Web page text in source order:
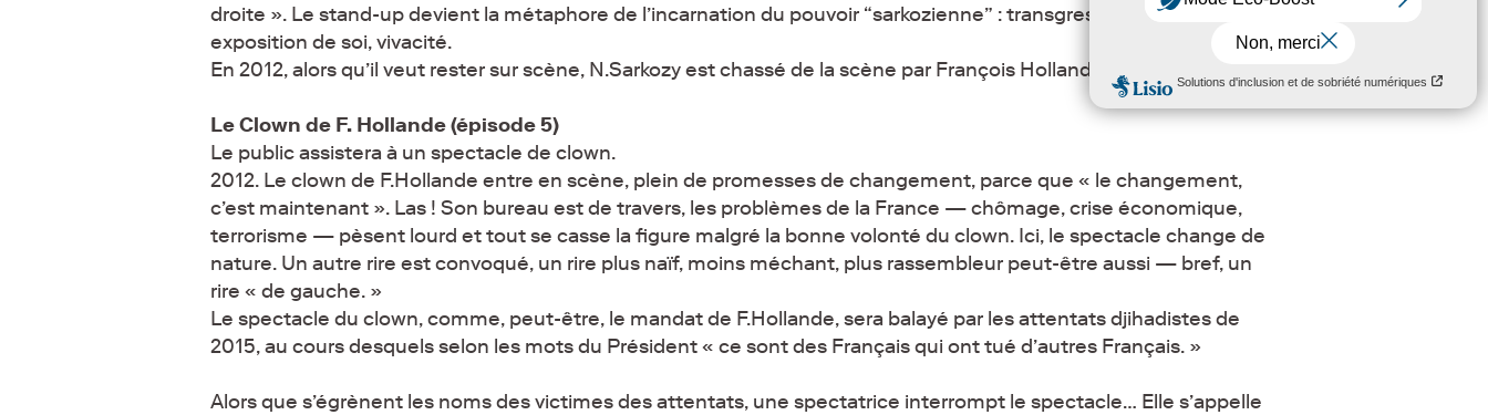
droite ». Le stand-up devient la métaphore de l’incarnation du pouvoir “sarkozienne” : transgressions, amour et
exposition de soi, vivacité.
En 2012, alors qu’il veut rester sur scène, N.Sarkozy est chassé de la scène par François Hollande.
Le Clown de F. Hollande (épisode 5)
Le public assistera à un spectacle de clown.
2012. Le clown de F.Hollande entre en scène, plein de promesses de changement, parce que « le changement,
c’est maintenant ». Las ! Son bureau est de travers, les problèmes de la France — chômage, crise économique,
terrorisme — pèsent lourd et tout se casse la figure malgré la bonne volonté du clown. Ici, le spectacle change de
nature. Un autre rire est convoqué, un rire plus naïf, moins méchant, plus rassembleur peut-être aussi — bref, un
rire « de gauche. »
Le spectacle du clown, comme, peut-être, le mandat de F.Hollande, sera balayé par les attentats djihadistes de
2015, au cours desquels selon les mots du Président « ce sont des Français qui ont tué d’autres Français. »
Alors que s’égrènent les noms des victimes des attentats, une spectatrice interrompt le spectacle… Elle s’appelle